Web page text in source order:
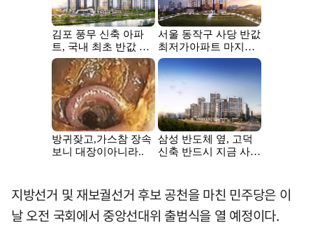
지방선거 및 재보궐선거 후보 공천을 마친 민주당은 이
날 오전 국회에서 중앙선대위 출범식을 열 예정이다.